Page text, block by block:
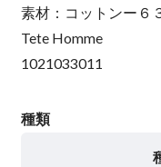
素材：コットンー６
Tete Homme
1021033011
種類